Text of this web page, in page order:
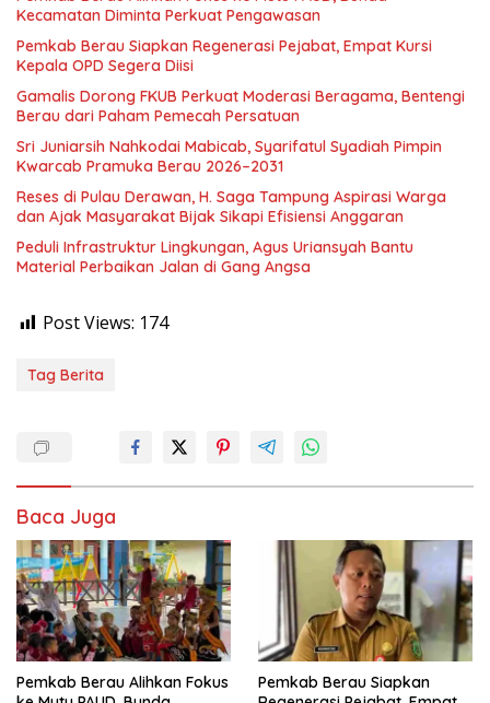
Kecamatan Diminta Perkuat Pengawasan
Pemkab Berau Siapkan Regenerasi Pejabat, Empat Kursi
Kepala OPD Segera Diisi
Gamalis Dorong FKUB Perkuat Moderasi Beragama, Bentengi
Berau dari Paham Pemecah Persatuan
Sri Juniarsih Nahkodai Mabicab, Syarifatul Syadiah Pimpin
Kwarcab Pramuka Berau 2026–2031
Reses di Pulau Derawan, H. Saga Tampung Aspirasi Warga
dan Ajak Masyarakat Bijak Sikapi Efisiensi Anggaran
Peduli Infrastruktur Lingkungan, Agus Uriansyah Bantu
Material Perbaikan Jalan di Gang Angsa
Post Views: 174
Tag Berita
Baca Juga
Pemkab Berau Alihkan Fokus
Pemkab Berau Siapkan